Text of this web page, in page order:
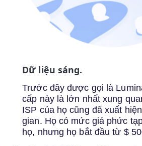
Dữ liệu sáng.
Trước đây được gọi là
cấp này là lớn nhất xung
ISP của họ cũng đã xuất
gian. Họ có mức giá phức
họ, nhưng họ bắt đầu từ $